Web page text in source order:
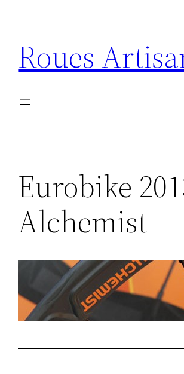
contenu
Roues
Eurobike
Alchemist